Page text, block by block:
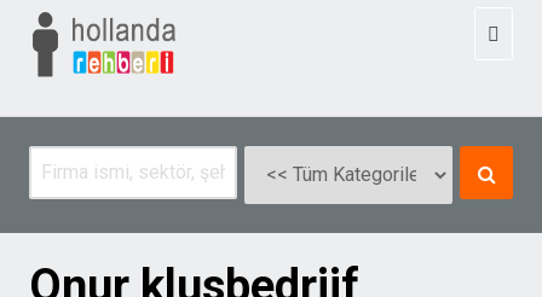
Onur klusbedrijf